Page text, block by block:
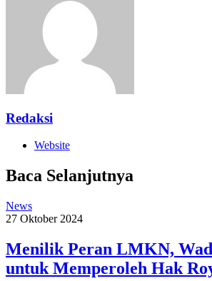
Redaksi
Website
Baca Selanjutnya
News
27 Oktober 2024
Menilik Peran LMKN,
untuk Memperoleh Hak